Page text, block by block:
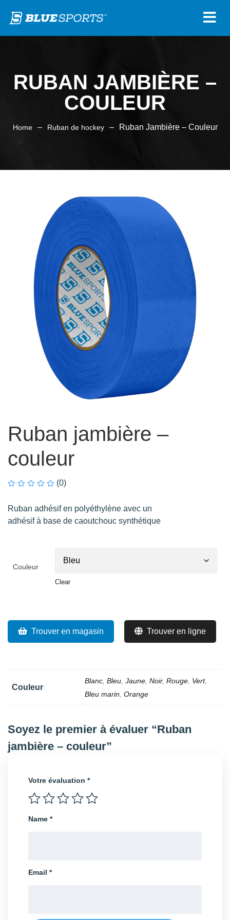
RUBAN JAMBIÈRE –
COULEUR
Home – Ruban de hockey – Ruban Jambière – Couleur
Ruban jambière –
couleur
(0)
Ruban adhésif en polyéthylène avec un
adhésif à base de caoutchouc synthétique
Couleur
Clear
Trouver en magasin Trouver en ligne
Couleur
Blanc Bleu Jaune Noir, Rouge Vert,
Bleu marin Orange
Soyez le premier à évaluer “Ruban
jambière – couleur”
Votre évaluation *
Name *
Email *